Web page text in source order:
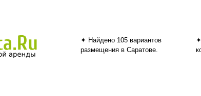
✦ Найдено 105 вариантов
размещения в Саратове.